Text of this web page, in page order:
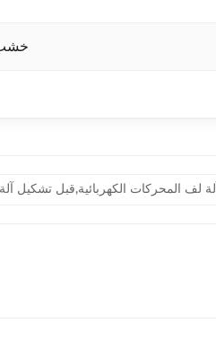
خشب
آلة لف المحركات الكهربائية,قبل تشكيل آلة